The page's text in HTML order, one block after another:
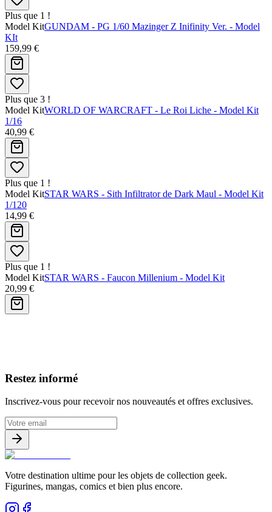
Plus que 1 !
Model KitGUNDAM - PG 1/60 Mazinger Z Inifinity Ver. - Model
KIt
159,99 €
Plus que 3 !
Model KitWORLD OF WARCRAFT - Le Roi Liche - Model Kit
1/16
40,99 €
Plus que 1 !
Model KitSTAR WARS - Sith Infiltrator de Dark Maul - Model Kit
1/120
14,99 €
Plus que 1 !
Model KitSTAR WARS - Faucon Millenium - Model Kit
20,99 €
Restez informé
Inscrivez-vous pour recevoir nos nouveautés et offres exclusives.
Votre destination ultime pour les objets de collection geek.
Figurines, mangas, comics et bien plus encore.